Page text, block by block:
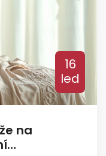
16
led
na